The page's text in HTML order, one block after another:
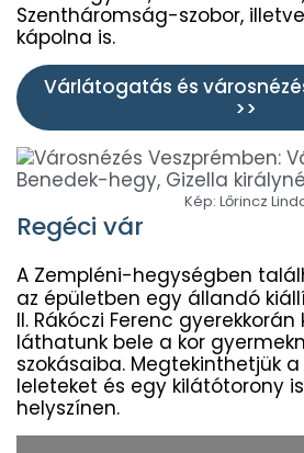
Szentháromság-szobor,
kápolna is.
Várlátogatás és
>>
Kép: Lőrincz
Regéci vár
A Zempléni-hegységben
az épületben egy állandó
II. Rákóczi Ferenc gyerekkorán
láthatunk bele a kor
szokásaiba. Megtekinthetjük
leleteket és egy kilátótorony
helyszínen.